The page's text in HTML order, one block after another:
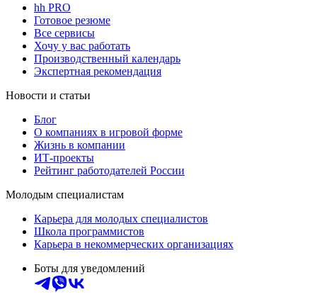
hh PRO
Готовое резюме
Все сервисы
Хочу у вас работать
Производственный календарь
Экспертная рекомендация
Новости и статьи
Блог
О компаниях в игровой форме
Жизнь в компании
ИТ-проекты
Рейтинг работодателей России
Молодым специалистам
Карьера для молодых специалистов
Школа программистов
Карьера в некоммерческих организациях
Боты для уведомлений